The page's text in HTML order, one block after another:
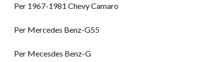
Per 1967-1981 Chevy Camaro
Per Mercedes Benz-G55
Per Mecesdes Benz-G